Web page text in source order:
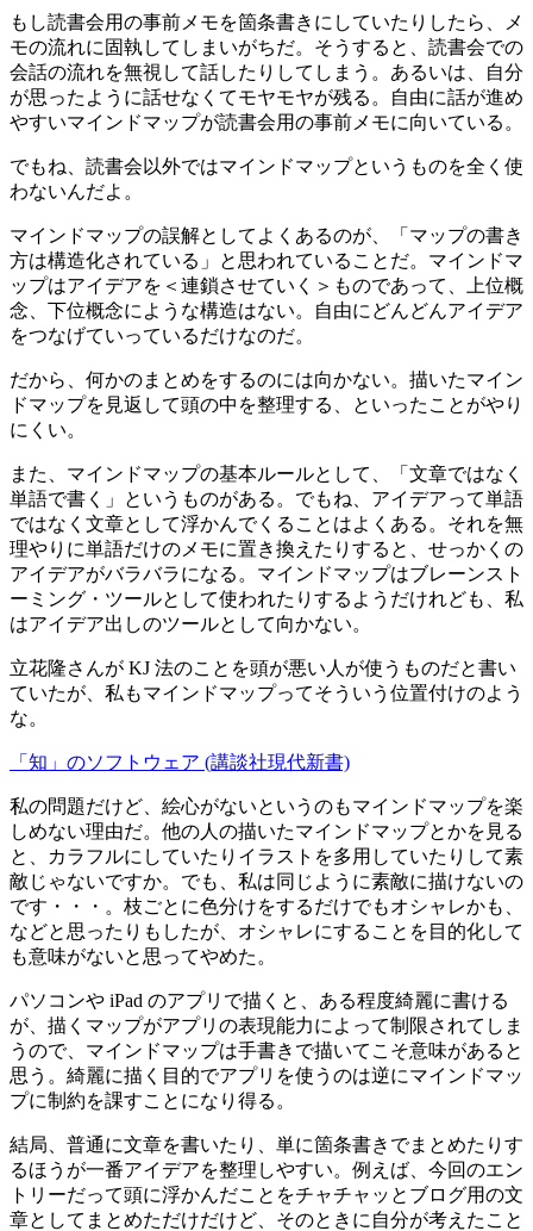
もし読書会用の事前メモを箇条書きにしていたりしたら、メ
モの流れに固執してしまいがちだ。そうすると、読書会での
会話の流れを無視して話したりしてしまう。あるいは、自分
が思ったように話せなくてモヤモヤが残る。自由に話が進め
やすいマインドマップが読書会用の事前メモに向いている。
でもね、読書会以外ではマインドマップというものを全く使
わないんだよ。
マインドマップの誤解としてよくあるのが、「マップの書き
方は構造化されている」と思われていることだ。マインドマ
ップはアイデアを＜連鎖させていく＞ものであって、上位概
念、下位概念にような構造はない。自由にどんどんアイデア
をつなげていっているだけなのだ。
だから、何かのまとめをするのには向かない。描いたマイン
ドマップを見返して頭の中を整理する、といったことがやり
にくい。
また、マインドマップの基本ルールとして、「文章ではなく
単語で書く」というものがある。でもね、アイデアって単語
ではなく文章として浮かんでくることはよくある。それを無
理やりに単語だけのメモに置き換えたりすると、せっかくの
アイデアがバラバラになる。マインドマップはブレーンスト
ーミング・ツールとして使われたりするようだけれども、私
はアイデア出しのツールとして向かない。
立花隆さんが KJ 法のことを頭が悪い人が使うものだと書い
ていたが、私もマインドマップってそういう位置付けのよう
な。
「知」のソフトウェア (講談社現代新書)
私の問題だけど、絵心がないというのもマインドマップを楽
しめない理由だ。他の人の描いたマインドマップとかを見る
と、カラフルにしていたりイラストを多用していたりして素
敵じゃないですか。でも、私は同じように素敵に描けないの
です・・・。枝ごとに色分けをするだけでもオシャレかも、
などと思ったりもしたが、オシャレにすることを目的化して
も意味がないと思ってやめた。
パソコンや iPad のアプリで描くと、ある程度綺麗に書ける
が、描くマップがアプリの表現能力によって制限されてしま
うので、マインドマップは手書きで描いてこそ意味があると
思う。綺麗に描く目的でアプリを使うのは逆にマインドマッ
プに制約を課すことになり得る。
結局、普通に文章を書いたり、単に箇条書きでまとめたりす
るほうが一番アイデアを整理しやすい。例えば、今回のエン
トリーだって頭に浮かんだことをチャチャッとブログ用の文
章としてまとめただけだけど、そのときに自分が考えたこと